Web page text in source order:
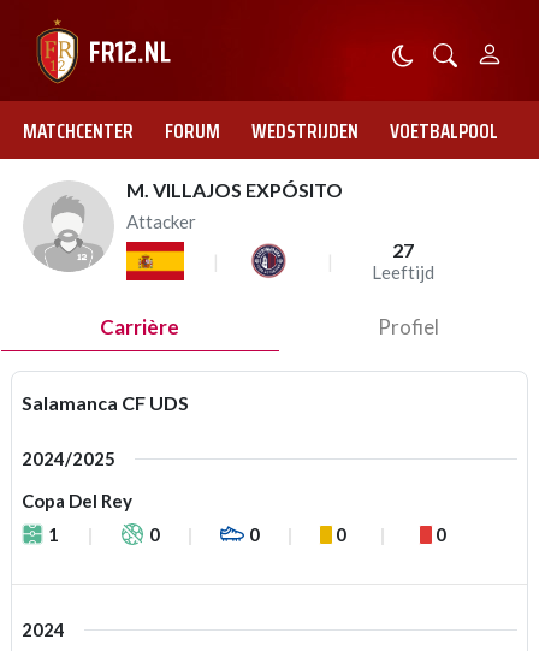
MATCHCENTER FORUM WEDSTRIJDEN VOETBALPOOL
M. VILLAJOS EXPÓSITO
Attacker
27
Leeftijd
Carrière Profiel
Salamanca CF UDS
2024/2025
Copa Del Rey
1
0 0 0 0
2024